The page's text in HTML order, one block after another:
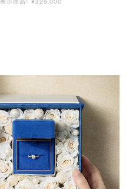
表示商品： ¥225,000